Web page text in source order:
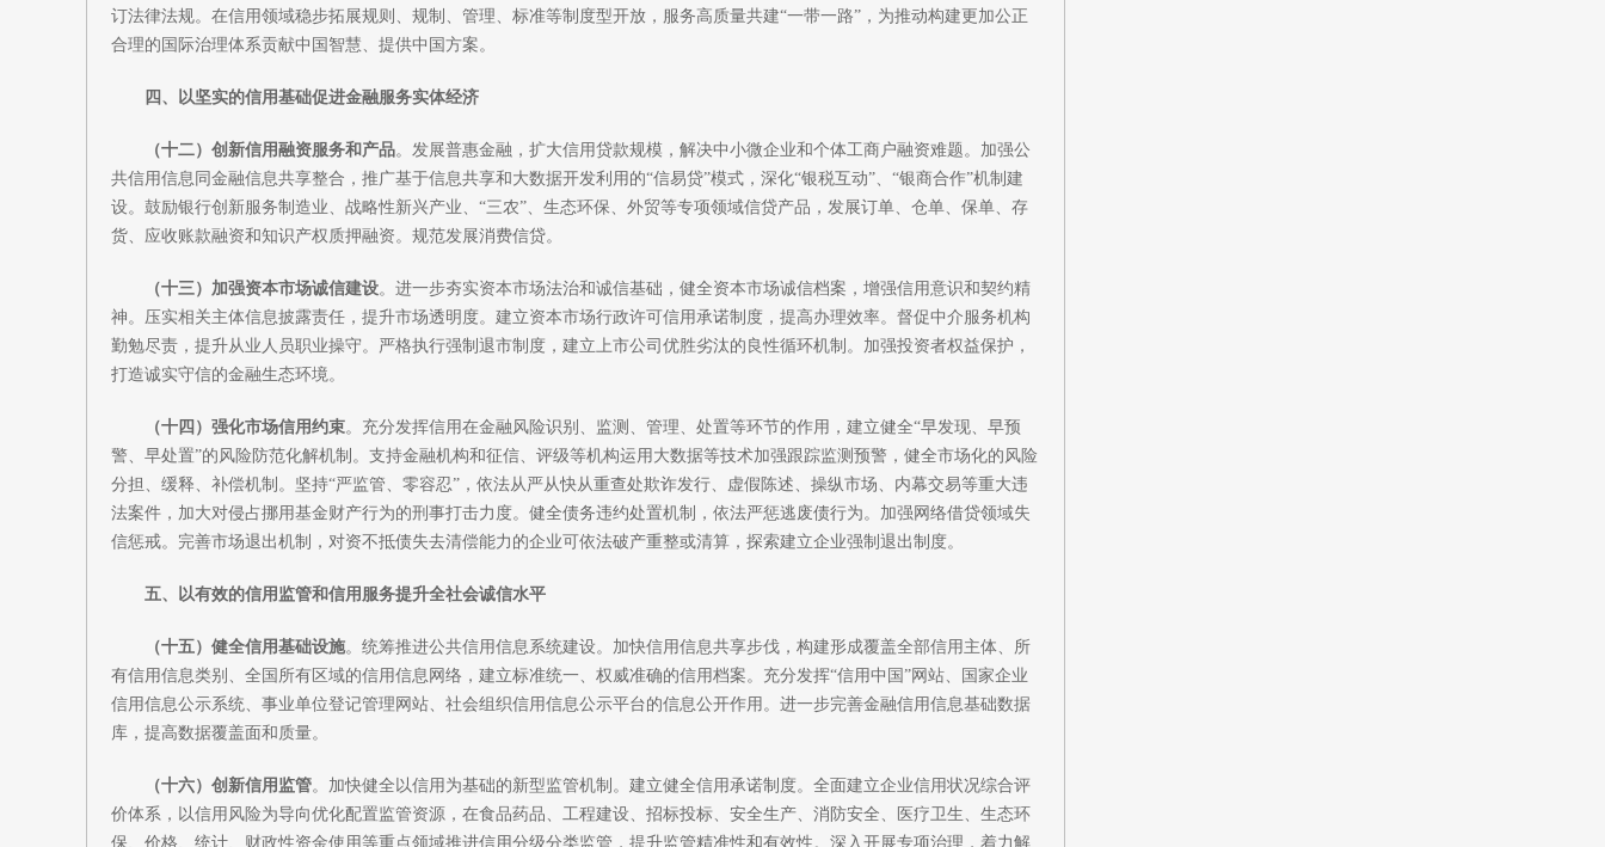
订法律法规。在信用领域稳步拓展规则、规制、管理、标准等制度型开放，服务高质量共建“一带一路”，为推动构建更加公正
合理的国际治理体系贡献中国智慧、提供中国方案。
四、以坚实的信用基础促进金融服务实体经济
（十二）创新信用融资服务和产品。发展普惠金融，扩大信用贷款规模，解决中小微企业和个体工商户融资难题。加强公
共信用信息同金融信息共享整合，推广基于信息共享和大数据开发利用的“信易贷”模式，深化“银税互动”、“银商合作”机制建
设。鼓励银行创新服务制造业、战略性新兴产业、“三农”、生态环保、外贸等专项领域信贷产品，发展订单、仓单、保单、存
货、应收账款融资和知识产权质押融资。规范发展消费信贷。
（十三）加强资本市场诚信建设。进一步夯实资本市场法治和诚信基础，健全资本市场诚信档案，增强信用意识和契约精
神。压实相关主体信息披露责任，提升市场透明度。建立资本市场行政许可信用承诺制度，提高办理效率。督促中介服务机构
勤勉尽责，提升从业人员职业操守。严格执行强制退市制度，建立上市公司优胜劣汰的良性循环机制。加强投资者权益保护，
打造诚实守信的金融生态环境。
（十四）强化市场信用约束。充分发挥信用在金融风险识别、监测、管理、处置等环节的作用，建立健全“早发现、早预
警、早处置”的风险防范化解机制。支持金融机构和征信、评级等机构运用大数据等技术加强跟踪监测预警，健全市场化的风险
分担、缓释、补偿机制。坚持“严监管、零容忍”，依法从严从快从重查处欺诈发行、虚假陈述、操纵市场、内幕交易等重大违
法案件，加大对侵占挪用基金财产行为的刑事打击力度。健全债务违约处置机制，依法严惩逃废债行为。加强网络借贷领域失
信惩戒。完善市场退出机制，对资不抵债失去清偿能力的企业可依法破产重整或清算，探索建立企业强制退出制度。
五、以有效的信用监管和信用服务提升全社会诚信水平
（十五）健全信用基础设施。统筹推进公共信用信息系统建设。加快信用信息共享步伐，构建形成覆盖全部信用主体、所
有信用信息类别、全国所有区域的信用信息网络，建立标准统一、权威准确的信用档案。充分发挥“信用中国”网站、国家企业
信用信息公示系统、事业单位登记管理网站、社会组织信用信息公示平台的信息公开作用。进一步完善金融信用信息基础数据
库，提高数据覆盖面和质量。
（十六）创新信用监管。加快健全以信用为基础的新型监管机制。建立健全信用承诺制度。全面建立企业信用状况综合评
价体系，以信用风险为导向优化配置监管资源，在食品药品、工程建设、招标投标、安全生产、消防安全、医疗卫生、生态环
保、价格、统计、财政性资金使用等重点领域推进信用分级分类监管，提升监管精准性和有效性。深入开展专项治理，着力解